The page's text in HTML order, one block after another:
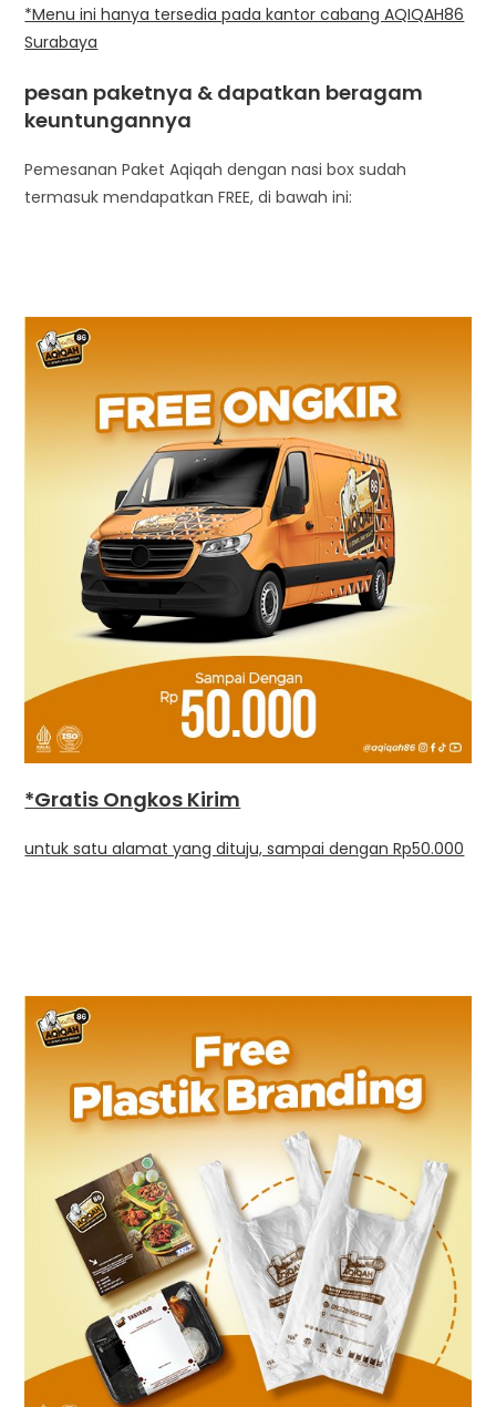
*Menu ini hanya tersedia pada kantor cabang AQIQAH86
Surabaya
pesan paketnya & dapatkan beragam
keuntungannya
Pemesanan Paket Aqiqah dengan nasi box sudah
termasuk mendapatkan FREE, di bawah ini:
*Gratis Ongkos Kirim
untuk satu alamat yang dituju, sampai dengan Rp50.000